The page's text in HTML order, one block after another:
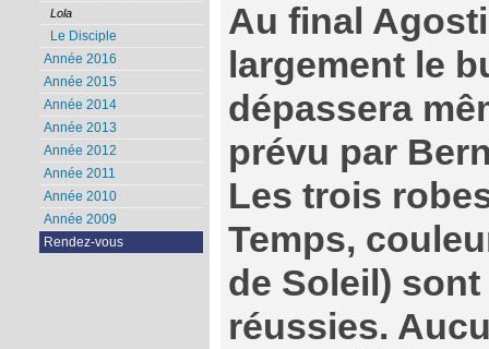
Au final
largement le
dépassera
prévu par
Les trois
Temps,
de Soleil)
réussies.
Lola
Le Disciple
Année 2016
Année 2015
Année 2014
Année 2013
Année 2012
Année 2011
Année 2010
Année 2009
Rendez-vous